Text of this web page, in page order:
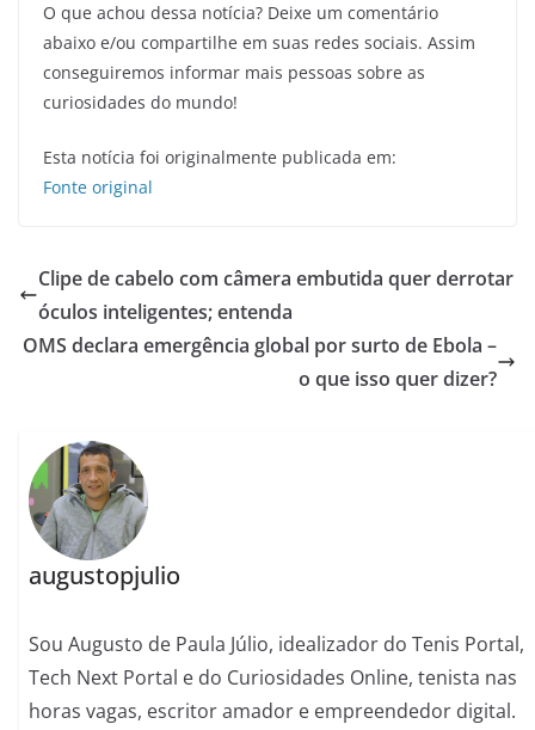
O que achou dessa notícia? Deixe um comentário
abaixo e/ou compartilhe em suas redes sociais. Assim
conseguiremos informar mais pessoas sobre as
curiosidades do mundo!
Esta notícia foi originalmente publicada em:
Fonte original
Clipe de cabelo com câmera embutida quer derrotar
óculos inteligentes; entenda
OMS declara emergência global por surto de Ebola –
o que isso quer dizer?
augustopjulio
Sou Augusto de Paula Júlio, idealizador do Tenis Portal,
Tech Next Portal e do Curiosidades Online, tenista nas
horas vagas, escritor amador e empreendedor digital.